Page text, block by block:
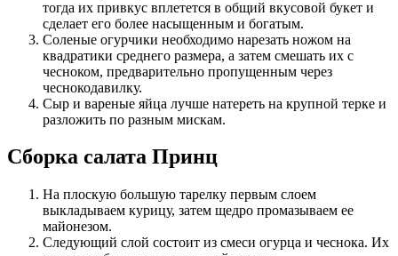
тогда их привкус вплетется в общий вкусовой букет и
сделает его более насыщенным и богатым.
Соленые огурчики необходимо нарезать ножом на
квадратики среднего размера, а затем смешать их с
чесноком, предварительно пропущенным через
чеснокодавилку.
Сыр и вареные яйца лучше натереть на крупной терке и
разложить по разным мискам.
Сборка салата Принц
На плоскую большую тарелку первым слоем
выкладываем курицу, затем щедро промазываем ее
майонезом.
Следующий слой состоит из смеси огурца и чеснока. Их